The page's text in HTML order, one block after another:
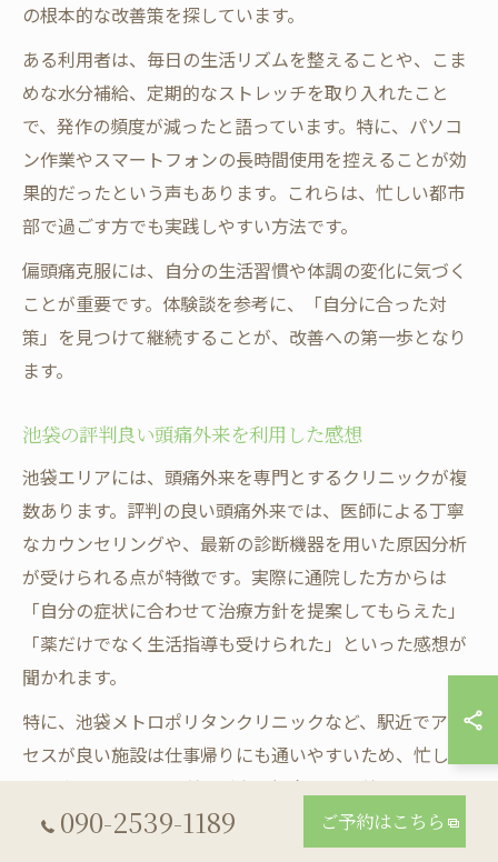
の根本的な改善策を探しています。
ある利用者は、毎日の生活リズムを整えることや、こま
めな水分補給、定期的なストレッチを取り入れたこと
で、発作の頻度が減ったと語っています。特に、パソコ
ン作業やスマートフォンの長時間使用を控えることが効
果的だったという声もあります。これらは、忙しい都市
部で過ごす方でも実践しやすい方法です。
偏頭痛克服には、自分の生活習慣や体調の変化に気づく
ことが重要です。体験談を参考に、「自分に合った対
策」を見つけて継続することが、改善への第一歩となり
ます。
池袋の評判良い頭痛外来を利用した感想
池袋エリアには、頭痛外来を専門とするクリニックが複
数あります。評判の良い頭痛外来では、医師による丁寧
なカウンセリングや、最新の診断機器を用いた原因分析
が受けられる点が特徴です。実際に通院した方からは
「自分の症状に合わせて治療方針を提案してもらえた」
「薬だけでなく生活指導も受けられた」といった感想が
聞かれます。
特に、池袋メトロポリタンクリニックなど、駅近でアク
セスが良い施設は仕事帰りにも通いやすいため、忙しい
ビジネスパーソンの利用が多い傾向です。利用者の中に
は「通院をきっかけに頭痛が軽くなり、安心して仕事が
できるようになった」という成功体験も見受けられま
090-2539-1189 ご予約はこちら